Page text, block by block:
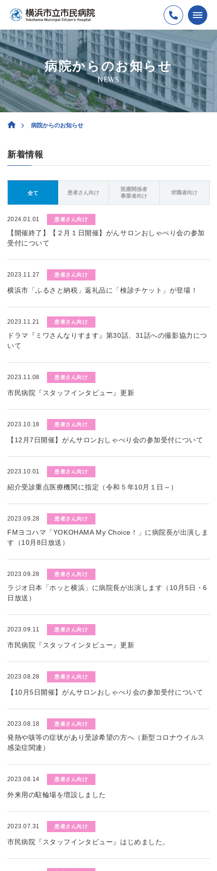
病院からのお知らせ
NEWS
病院からのお知らせ
新着情報
全て 患者さん向け
医療関係者
事業者向け
求職者向け
2024.01.01 患者さん向け
【開催終了】【２月１日開催】がんサロンおしゃべり会の参加
受付について
2023.11.27 患者さん向け
横浜市「ふるさと納税」返礼品に「検診チケット」が登場！
2023.11.21 患者さん向け
ドラマ『ミワさんなりすます』第30話、31話への撮影協力につ
いて
2023.11.08 患者さん向け
市民病院『スタッフインタビュー』更新
2023.10.18 患者さん向け
【12月7日開催】がんサロンおしゃべり会の参加受付について
2023.10.01 患者さん向け
紹介受診重点医療機関に指定（令和５年10月１日～）
2023.09.28 患者さん向け
FMヨコハマ「YOKOHAMA My Choice！」に病院長が出演しま
す（10月8日放送）
2023.09.28 患者さん向け
ラジオ日本「ホッと横浜」に病院長が出演します（10月5日・6
日放送）
2023.09.11 患者さん向け
市民病院『スタッフインタビュー』更新
2023.08.28 患者さん向け
【10月5日開催】がんサロンおしゃべり会の参加受付について
2023.08.18 患者さん向け
発熱や咳等の症状があり受診希望の方へ（新型コロナウイルス
感染症関連）
2023.08.14 患者さん向け
外来用の駐輪場を増設しました
2023.07.31 患者さん向け
市民病院『スタッフインタビュー』はじめました。